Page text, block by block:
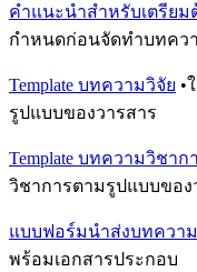
คำแนะนำสำหรับเตรีย
กำหนดก่อนจัดทำบทคว
Template บทความวิจัย •
รูปแบบของวารสาร
Template บทความวิชาก
วิชาการตามรูปแบบของ
แบบฟอร์มนำส่งบทควา
พร้อมเอกสารประกอบ